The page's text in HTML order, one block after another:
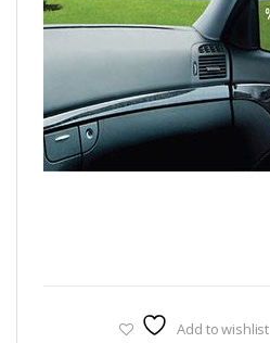
Add to wishlist